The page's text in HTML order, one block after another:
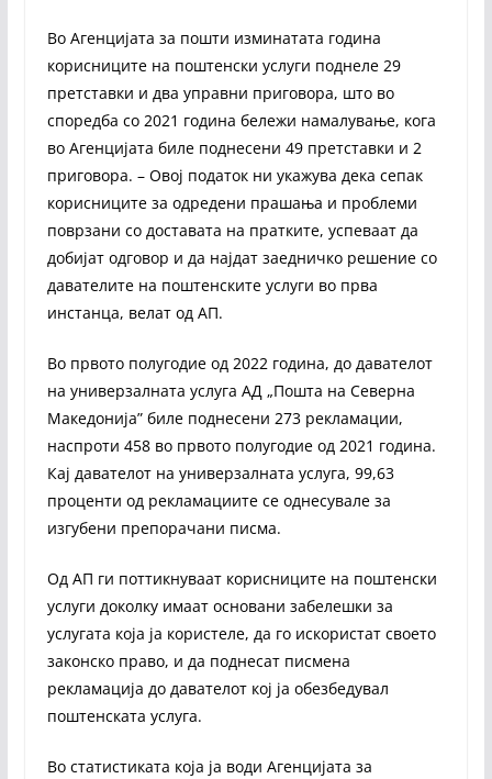
Во Агенцијата за пошти изминатата година
корисниците на поштенски услуги поднеле 29
претставки и два управни приговора, што во
споредба со 2021 година бележи намалување, кога
во Агенцијата биле поднесени 49 претставки и 2
приговора. – Овој податок ни укажува дека сепак
корисниците за одредени прашања и проблеми
поврзани со доставата на пратките, успеваат да
добијат одговор и да најдат заедничко решение со
давателите на поштенските услуги во прва
инстанца, велат од АП.
Во првото полугодие од 2022 година, до давателот
на универзалната услуга АД „Пошта на Северна
Македонија” биле поднесени 273 рекламации,
наспроти 458 во првото полугодие од 2021 година.
Кај давателот на универзалната услуга, 99,63
проценти од рекламациите се однесувале за
изгубени препорачани писма.
Од АП ги поттикнуваат корисниците на поштенски
услуги доколку имаат основани забелешки за
услугата која ја користеле, да го искористат своето
законско право, и да поднесат писмена
рекламација до давателот кој ја обезбедувал
поштенската услуга.
Во статистиката која ја води Агенцијата за